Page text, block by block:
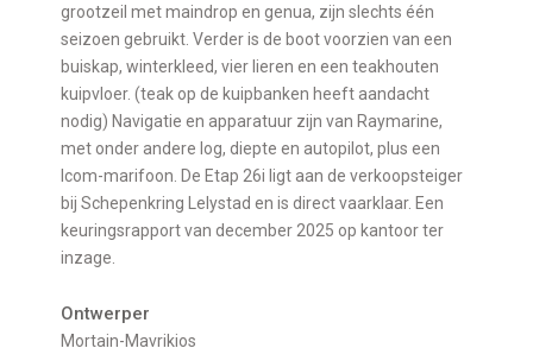
grootzeil met maindrop en genua, zijn slechts één
seizoen gebruikt. Verder is de boot voorzien van een
buiskap, winterkleed, vier lieren en een teakhouten
kuipvloer. (teak op de kuipbanken heeft aandacht
nodig) Navigatie en apparatuur zijn van Raymarine,
met onder andere log, diepte en autopilot, plus een
Icom-marifoon. De Etap 26i ligt aan de verkoopsteiger
bij Schepenkring Lelystad en is direct vaarklaar. Een
keuringsrapport van december 2025 op kantoor ter
inzage.
Ontwerper
Mortain-Mavrikios